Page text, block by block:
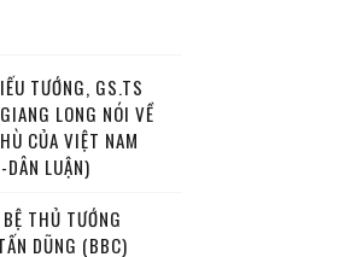
TƯỚNG, GS.TS
LONG NÓI VỀ
CỦA VIỆT NAM
LUẬN)
THỦ TƯỚNG
DŨNG (BBC)